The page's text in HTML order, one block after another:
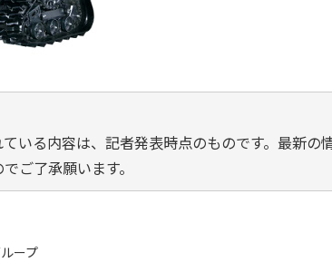
いる内容は、記者発表時点のものです。最新の
ご了承願います。
ープ